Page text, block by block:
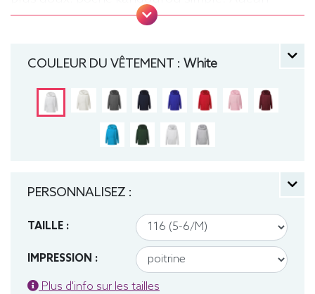
cordon de serrage sur les modèles enfants. .
140 (9-10 ans), 152 (11-12 ans) manche longue,
COULEUR DU VÊTEMENT : White
PERSONNALISEZ :
TAILLE :
IMPRESSION :
Plus d'info sur les tailles